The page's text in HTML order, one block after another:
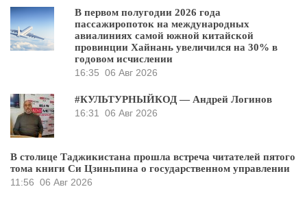
В первом полугодии 2026 года
пассажиропоток на международных
авиалиниях самой южной китайской
провинции Хайнань увеличился на 30% в
годовом исчислении
16:35 06 Авг 2026
#КУЛЬТУРНЫЙКОД — Андрей Логинов
16:31
06 Авг 2026
В столице Таджикистана прошла встреча читателей пятого
тома книги Си Цзиньпина о государственном управлении
11:56 06 Авг 2026